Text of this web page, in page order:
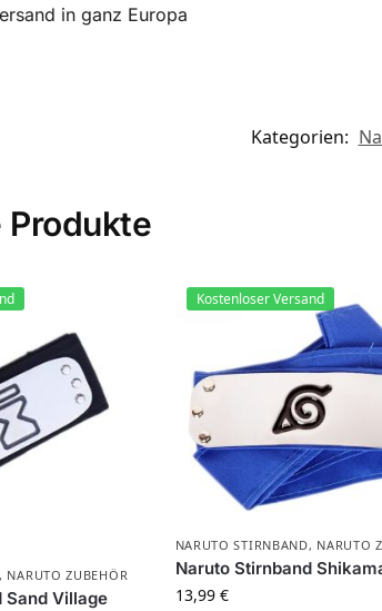
in ganz Europa
Kategorien:
, NARUTO ZUBEHÖR​
Sand Village
Kostenloser Versand
NARUTO STIRNBAND, NARUTO
Naruto Stirnband
13,99 €